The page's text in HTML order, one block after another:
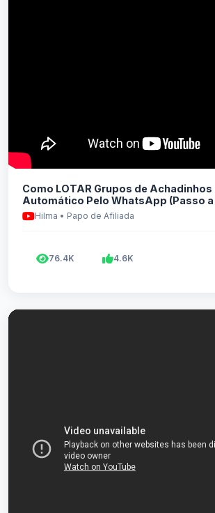
Como LOTAR Grupos de Achadinhos
Automático Pelo WhatsApp (Passo
Hilma • Papo de Afiliada
76.4K 4.6K